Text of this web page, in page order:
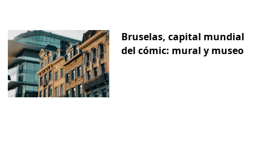
Bruselas, capital mundial
del cómic: mural y museo